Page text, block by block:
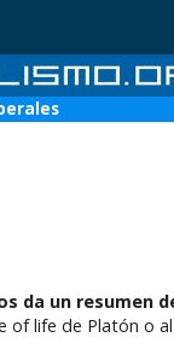
da un resumen
of life de Platón o